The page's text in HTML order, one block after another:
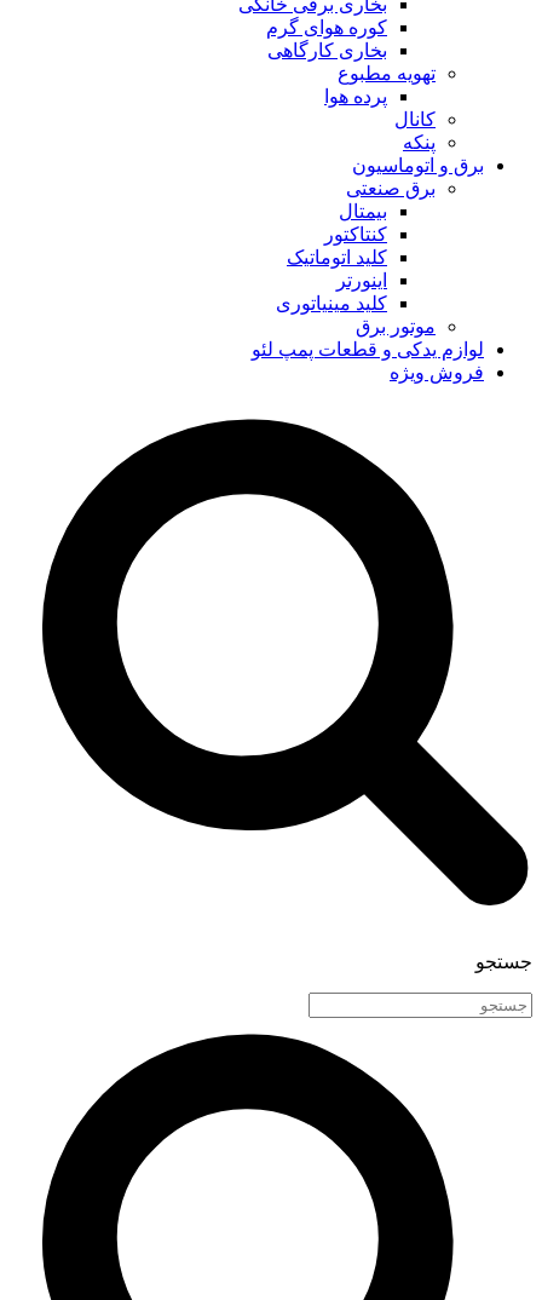
کوره هوای گرم
بخاری کارگاهی
تهویه مطبوع
پرده هوا
کانال
پنکه
برق و اتوماسیون
برق صنعتی
بیمتال
کنتاکتور
کلید اتوماتیک
اینورتر
کلید مینیاتوری
موتور برق
لوازم یدکی و قطعات پمپ لئو
فروش ویژه
جستجو